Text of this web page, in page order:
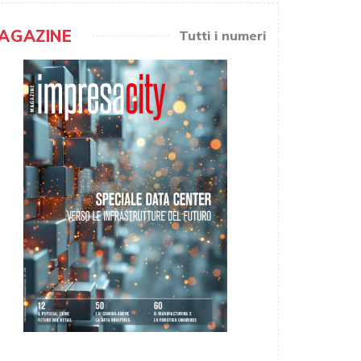
Tutti i numeri